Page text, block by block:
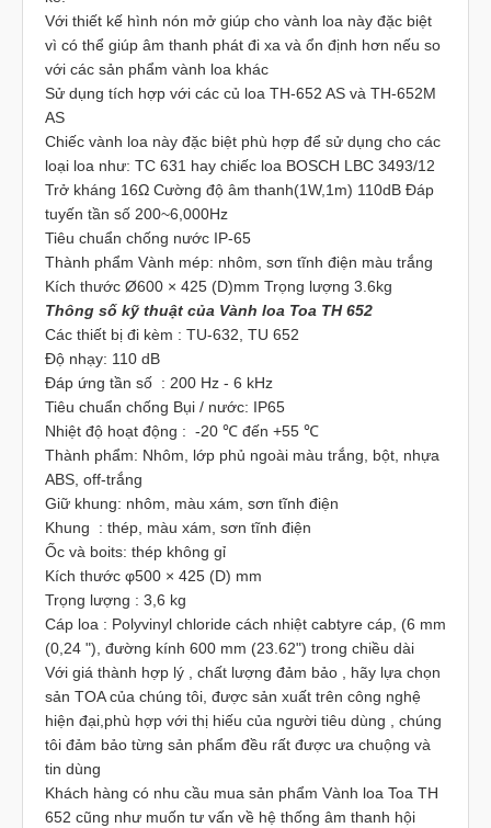
Với thiết kế hình nón mở giúp cho vành loa này đặc biệt
vì có thể giúp âm thanh phát đi xa và ổn định hơn nếu so
với các sản phẩm vành loa khác
Sử dụng tích hợp với các củ loa TH-652 AS và TH-652M
AS
Chiếc vành loa này đặc biệt phù hợp để sử dụng cho các
loại loa như: TC 631 hay chiếc loa BOSCH LBC 3493/12
Trở kháng 16Ω Cường độ âm thanh(1W,1m) 110dB Đáp
tuyến tần số 200~6,000Hz
Tiêu chuẩn chống nước IP-65
Thành phẩm Vành mép: nhôm, sơn tĩnh điện màu trắng
Kích thước Ø600 × 425 (D)mm Trọng lượng 3.6kg
Thông số kỹ thuật của Vành loa Toa TH 652
Các thiết bị đi kèm : TU-632, TU 652
Độ nhạy: 110 dB
Đáp ứng tần số : 200 Hz - 6 kHz
Tiêu chuẩn chống Bụi / nước: IP65
Nhiệt độ hoạt động : -20 ℃ đến +55 ℃
Thành phẩm: Nhôm, lớp phủ ngoài màu trắng, bột, nhựa
ABS, off-trắng
Giữ khung: nhôm, màu xám, sơn tĩnh điện
Khung : thép, màu xám, sơn tĩnh điện
Ốc và boits: thép không gỉ
Kích thước φ500 × 425 (D) mm
Trọng lượng : 3,6 kg
Cáp loa : Polyvinyl chloride cách nhiệt cabtyre cáp, (6 mm
(0,24 "), đường kính 600 mm (23.62") trong chiều dài
Với giá thành hợp lý , chất lượng đảm bảo , hãy lựa chọn
sản TOA của chúng tôi, được sản xuất trên công nghệ
hiện đại,phù hợp với thị hiếu của người tiêu dùng , chúng
tôi đảm bảo từng sản phẩm đều rất được ưa chuộng và
tin dùng
Khách hàng có nhu cầu mua sản phẩm Vành loa Toa TH
652 cũng như muốn tư vấn về hệ thống âm thanh hội